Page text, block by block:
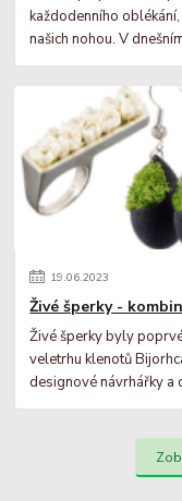
každodenního
našich nohou. V
19.06.2023
Živé šperky -
Živé šperky byly
veletrhu klenotů
designové návrhářky a